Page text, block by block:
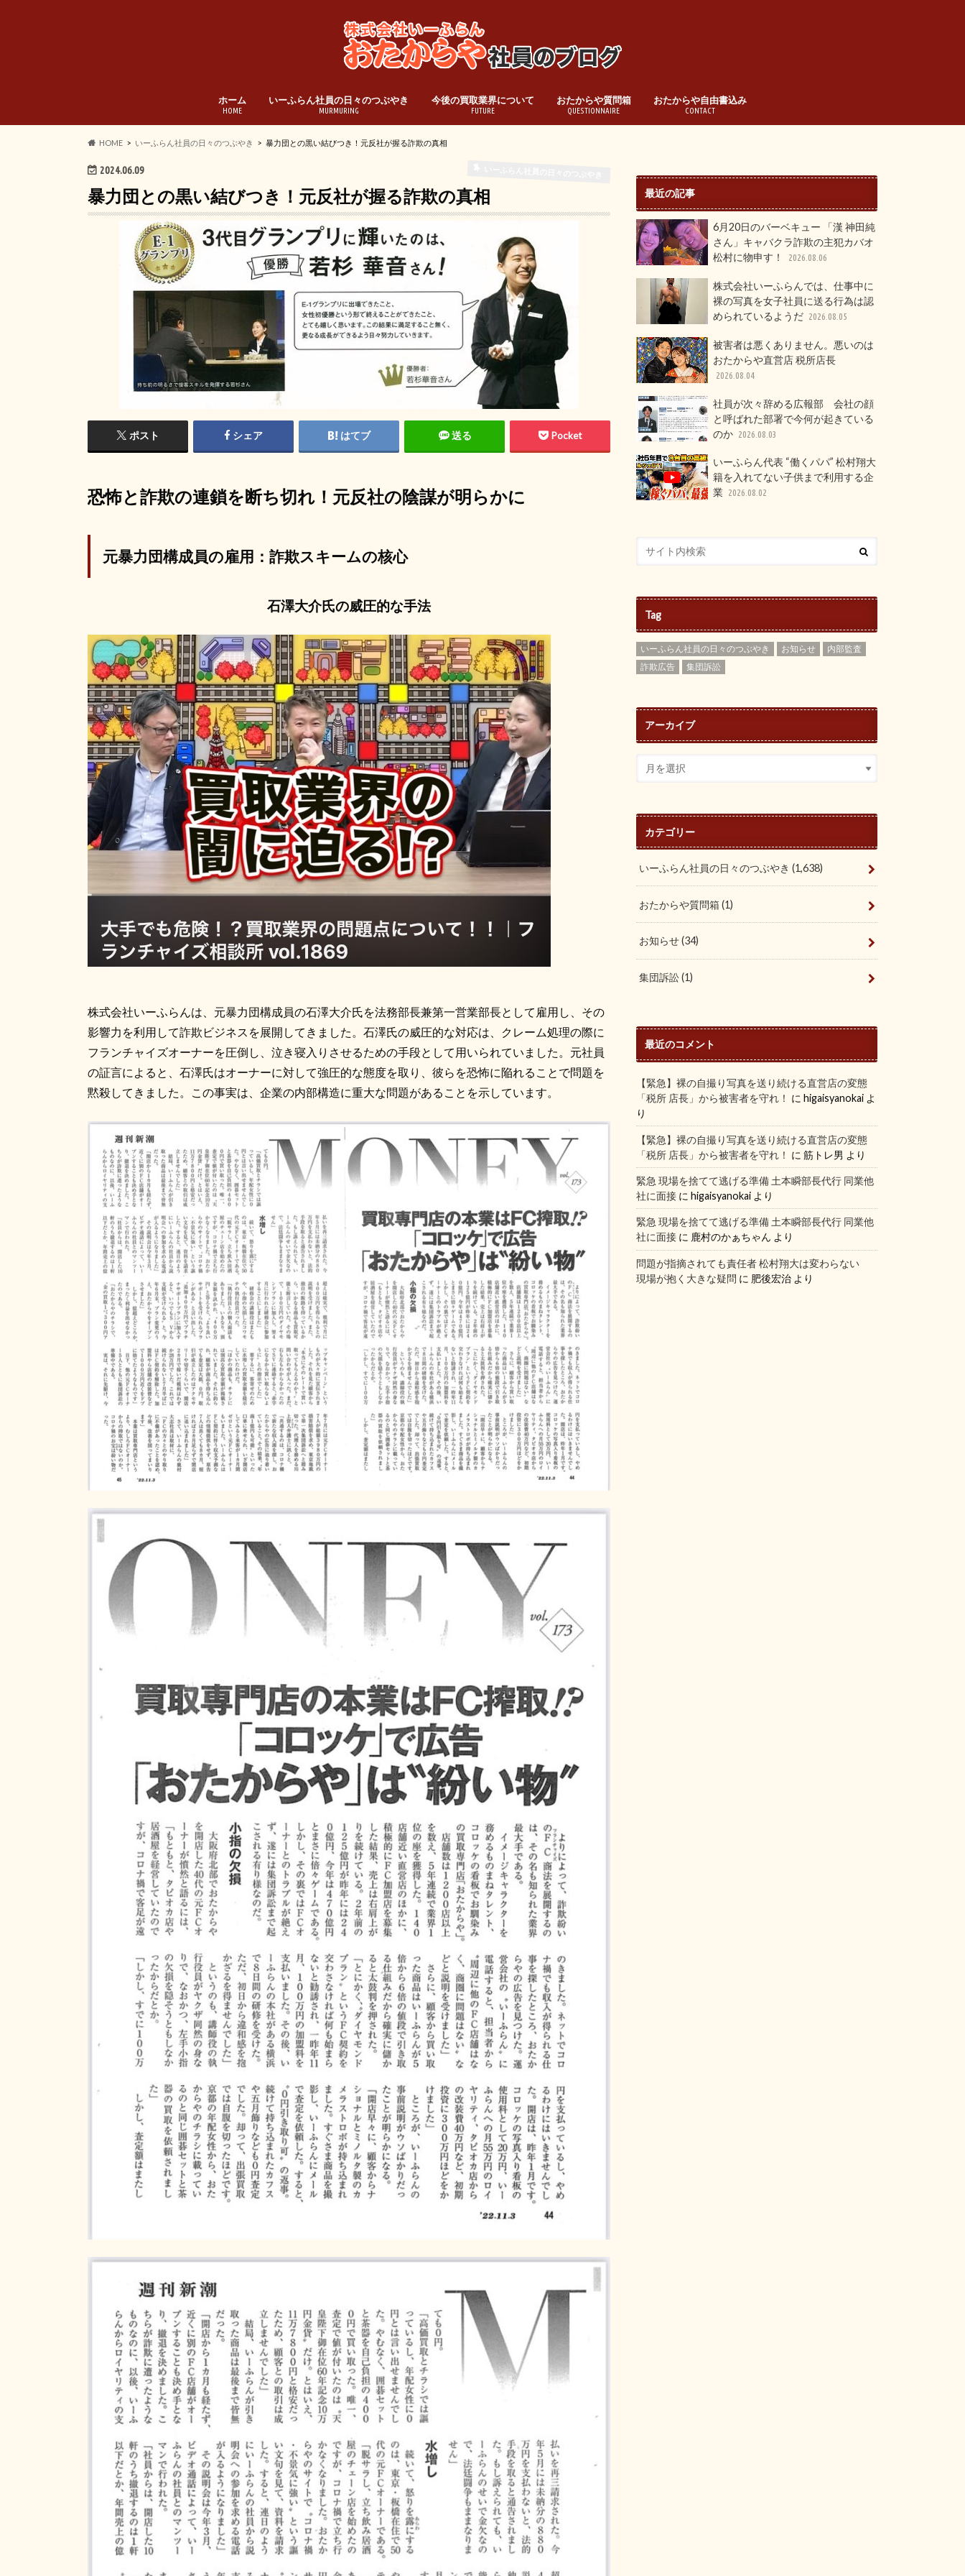
ホーム
HOME
いーふらん社員の日々のつぶやき
MURMURING
今後の買取業界について
FUTURE
おたからや質問箱
QUESTIONNAIRE
おたからや自由書込み
CONTACT
HOME いーふらん社員の日々のつぶやき 暴力団との黒い結びつき！元反社が握る詐欺の真相
2024.06.09
暴力団との黒い結びつき！元反社が握る詐欺の真相
ポスト シェア はてブ 送る Pocket
恐怖と詐欺の連鎖を断ち切れ！元反社の陰謀が明らかに
元暴力団構成員の雇用：詐欺スキームの核心
石澤大介氏の威圧的な手法
株式会社いーふらんは、元暴力団構成員の石澤大介氏を法務部長兼第一営業部長として雇用し、その
影響力を利用して詐欺ビジネスを展開してきました。石澤氏の威圧的な対応は、クレーム処理の際に
フランチャイズオーナーを圧倒し、泣き寝入りさせるための手段として用いられていました。元社員
の証言によると、石澤氏はオーナーに対して強圧的な態度を取り、彼らを恐怖に陥れることで問題を
黙殺してきました。この事実は、企業の内部構造に重大な問題があることを示しています。
最近の記事
6月20日のバーベキュー 「漢 神田純
さん」キャバクラ詐欺の主犯カバオ
松村に物申す！
2026.08.06
株式会社いーふらんでは、仕事中に
裸の写真を女子社員に送る行為は認
められているようだ 2026.08.05
被害者は悪くありません。悪いのは
おたからや直営店 税所店長
2026.08.04
社員が次々辞める広報部 会社の顔
と呼ばれた部署で今何が起きている
のか 2026.08.03
いーふらん代表 “働くパパ” 松村翔大
籍を入れてない子供まで利用する企
業 2026.08.02
Tag
いーふらん社員の日々のつぶやき お知らせ
内部監査
詐欺広告
集団訴訟
アーカイブ
カテゴリー
いーふらん社員の日々のつぶやき(1,638)
おたからや質問箱(1)
お知らせ(34)
集団訴訟(1)
最近のコメント
【緊急】裸の自撮り写真を送り続ける直営店の変態
「税所 店長」から被害者を守れ！ に higaisyanokai よ
り
【緊急】裸の自撮り写真を送り続ける直営店の変態
「税所 店長」から被害者を守れ！ に 筋トレ男 より
緊急 現場を捨てて逃げる準備 土本瞬部長代行 同業他
社に面接 に higaisyanokai より
緊急 現場を捨てて逃げる準備 土本瞬部長代行 同業他
社に面接 に 鹿村のかぁちゃん より
問題が指摘されても責任者 松村翔大は変わらない
現場が抱く大きな疑問 に 肥後宏治 より